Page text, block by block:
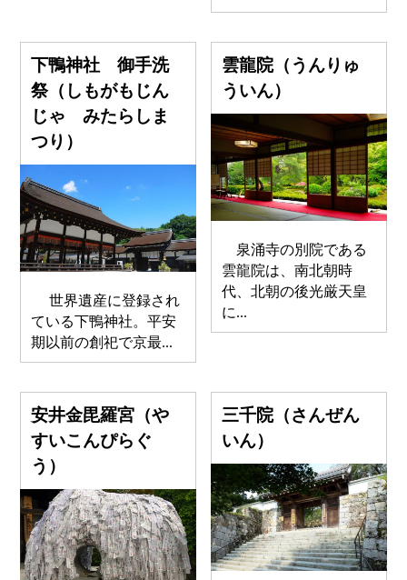
下鴨神社 御手洗
祭（しもがもじん
じゃ みたらしま
つり）
世界遺産に登録され
ている下鴨神社。平安
期以前の創祀で京最...
雲龍院（うんりゅ
ういん）
泉涌寺の別院である
雲龍院は、南北朝時
代、北朝の後光厳天皇
に...
安井金毘羅宮（や
すいこんぴらぐ
う）
三千院（さんぜん
いん）